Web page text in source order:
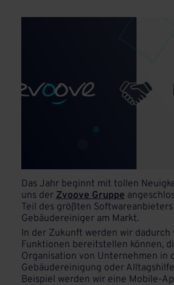
Das Jahr beginnt mit tollen
uns der Zvoove Gruppe
Teil des größten
Gebäudereiniger am Markt.
In der Zukunft werden wir
Funktionen bereitstellen können,
Organisation von Unternehmen in
Gebäudereinigung oder
Beispiel werden wir eine Mobile-